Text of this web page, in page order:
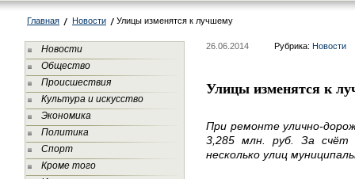
Главная Новости Улицы изменятся к лучшему
Новости
Общество
Происшествия
Культура и искусство
Экономика
Политика
Спорт
Кроме того
26.06.2014 Рубрика: Новости
Улицы изменятся к
При ремонте улично-
3,285 млн. руб. За счёт
несколько улиц